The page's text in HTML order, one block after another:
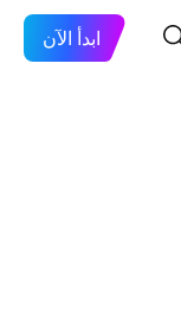
ابدأ الآن